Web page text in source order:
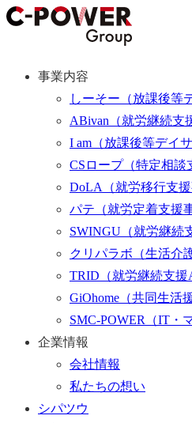
事業内容
しーそー （放課後等
ABivan （就労継続支
I am （放課後等デイ
CSロープ（特定相談
DoLA
（就労移行支
パテ （就労定着支援
SWINGU （就労継続
クリパラボ （生活介
TRID （就労継続支援
GiOhome （共同生活
SMC-POWER
（IT・
企業情報
会社情報
私たちの想い
シパツウ